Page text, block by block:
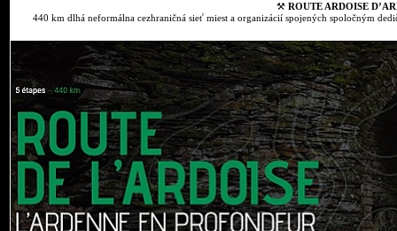
⚒ ROUTE ARDOISE
440 km dlhá neformálna cezhraničná sieť miest a organizácií spojených spoločným